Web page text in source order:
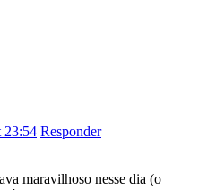
23:54 Responder
maravilhoso nesse dia (o